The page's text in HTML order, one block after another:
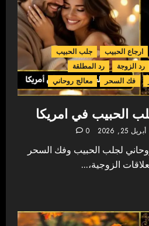
ارجاع الحبيب
جلب الحبيب
رد الزوجة
رد المطلقة
فك السحر معالج روحاني
الحبيب في امريكا
أبريل 25, 2026 0
لجلب الحبيب وفك السحر
الزوجية،...